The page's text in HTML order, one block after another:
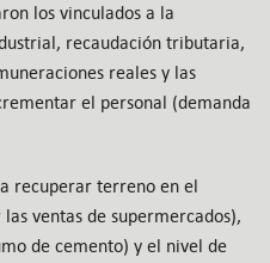
los vinculados a la
recaudación tributaria,
reales y las
el personal (demanda
recuperar terreno en el
ventas de supermercados),
de cemento) y el nivel de